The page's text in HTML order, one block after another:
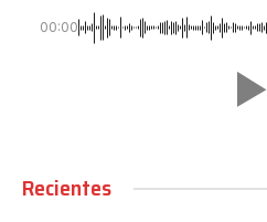
00:00
Recientes